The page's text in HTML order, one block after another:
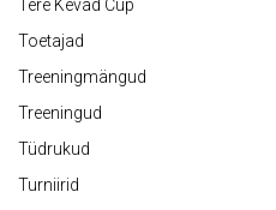
Tere Kevad Cup
Toetajad
Treeningmängud
Treeningud
Tüdrukud
Turniirid